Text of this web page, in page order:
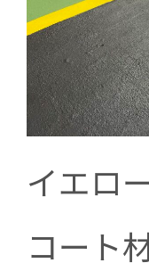
イエロ
コート